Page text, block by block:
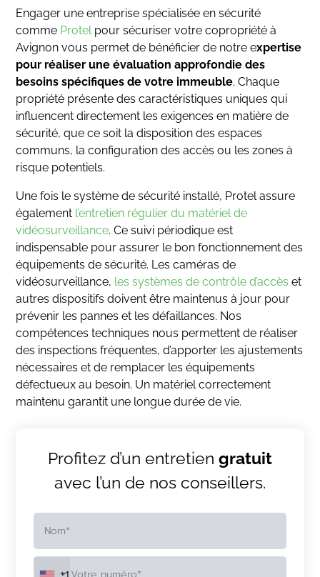
Engager une entreprise spécialisée en sécurité
comme Protel pour sécuriser votre copropriété à
Avignon vous permet de bénéficier de notre expertise
pour réaliser une évaluation approfondie des
besoins spécifiques de votre immeuble. Chaque
propriété présente des caractéristiques uniques qui
influencent directement les exigences en matière de
sécurité, que ce soit la disposition des espaces
communs, la configuration des accès ou les zones à
risque potentiels.
Une fois le système de sécurité installé, Protel assure
également l’entretien régulier du matériel de
vidéosurveillance. Ce suivi périodique est
indispensable pour assurer le bon fonctionnement des
équipements de sécurité. Les caméras de
vidéosurveillance, les systèmes de contrôle d’accès et
autres dispositifs doivent être maintenus à jour pour
prévenir les pannes et les défaillances. Nos
compétences techniques nous permettent de réaliser
des inspections fréquentes, d’apporter les ajustements
nécessaires et de remplacer les équipements
défectueux au besoin. Un matériel correctement
maintenu garantit une longue durée de vie.
Profitez d’un entretien gratuit
avec l’un de nos conseillers.
+1